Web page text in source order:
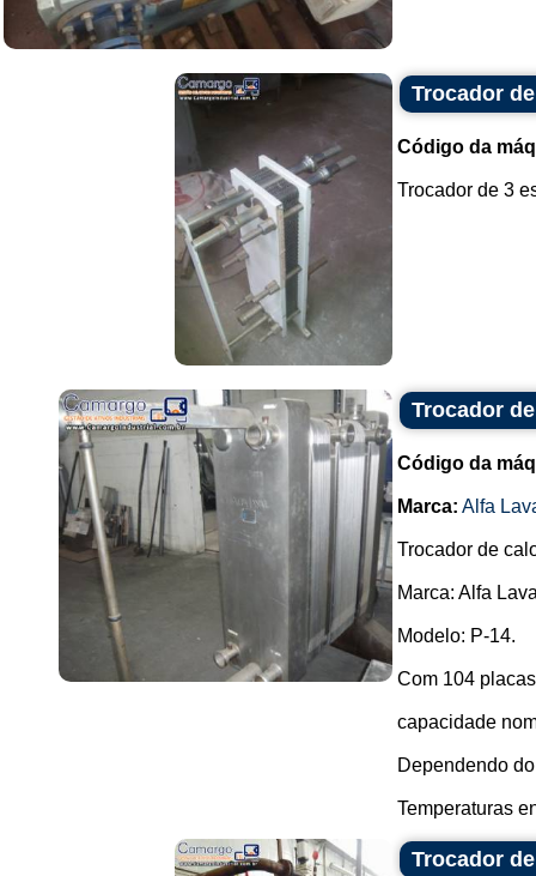
Trocador
Código da
Trocador de 3
Trocador
Código da
Marca: Alfa
Trocador de
Marca: Alfa
Modelo: P-14.
Com 104
capacidade
Dependendo
Temperaturas
Trocador